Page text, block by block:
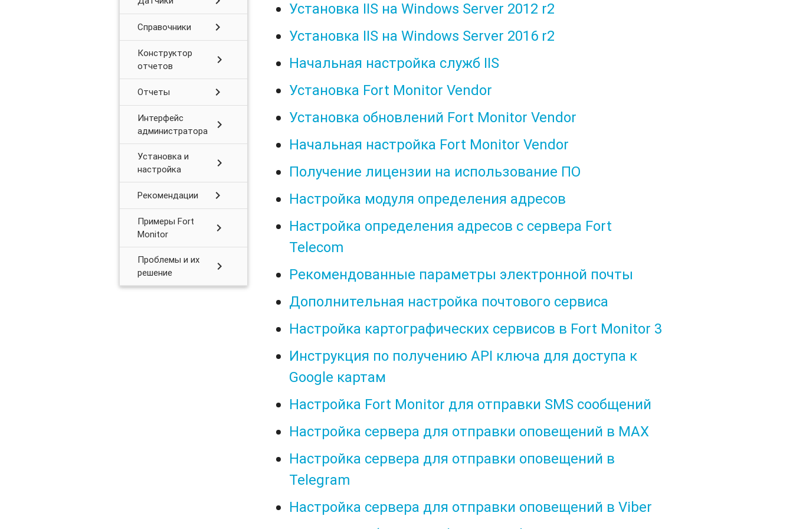
Справочники chevron_right
Конструктор
отчетов
chevron_right
Отчеты chevron_right
Интерфейс
администратора
chevron_right
Установка и
настройка
chevron_right
Рекомендации chevron_right
Примеры Fort
Monitor
chevron_right
Проблемы и их
решение
chevron_right
Установка IIS на Windows Server 2012 r2
Установка IIS на Windows Server 2016 r2
Начальная настройка служб IIS
Установка Fort Monitor Vendor
Установка обновлений Fort Monitor Vendor
Начальная настройка Fort Monitor Vendor
Получение лицензии на использование ПО
Настройка модуля определения адресов
Настройка определения адресов с сервера Fort
Telecom
Рекомендованные параметры электронной почты
Дополнительная настройка почтового сервиса
Настройка картографических сервисов в Fort Monitor 3
Инструкция по получению API ключа для доступа к
Google картам
Настройка Fort Monitor для отправки SMS сообщений
Настройка сервера для отправки оповещений в MAX
Настройка сервера для отправки оповещений в
Telegram
Настройка сервера для отправки оповещений в Viber